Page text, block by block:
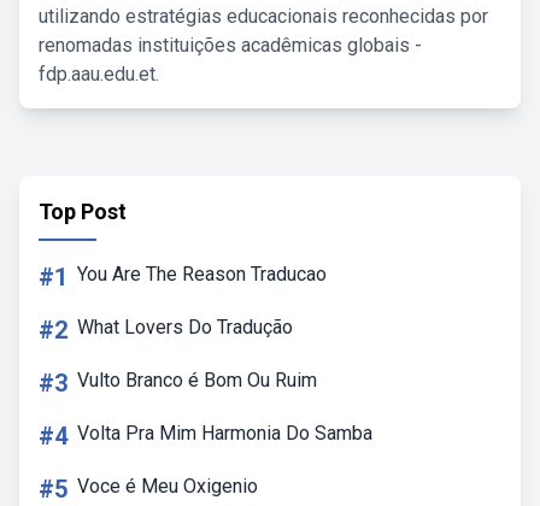
utilizando estratégias educacionais reconhecidas por
renomadas instituições acadêmicas globais -
fdp.aau.edu.et.
Top Post
#1 You Are The Reason Traducao
#2 What Lovers Do Tradução
#3 Vulto Branco é Bom Ou Ruim
#4 Volta Pra Mim Harmonia Do Samba
#5 Voce é Meu Oxigenio